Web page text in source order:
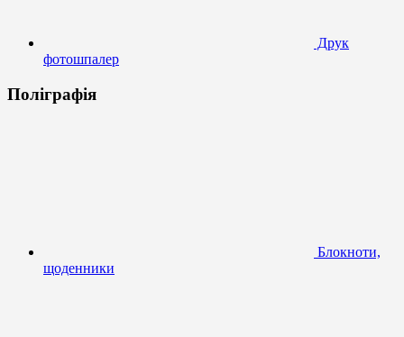
Друк
фотошпалер
Поліграфія
Блокноти,
щоденники